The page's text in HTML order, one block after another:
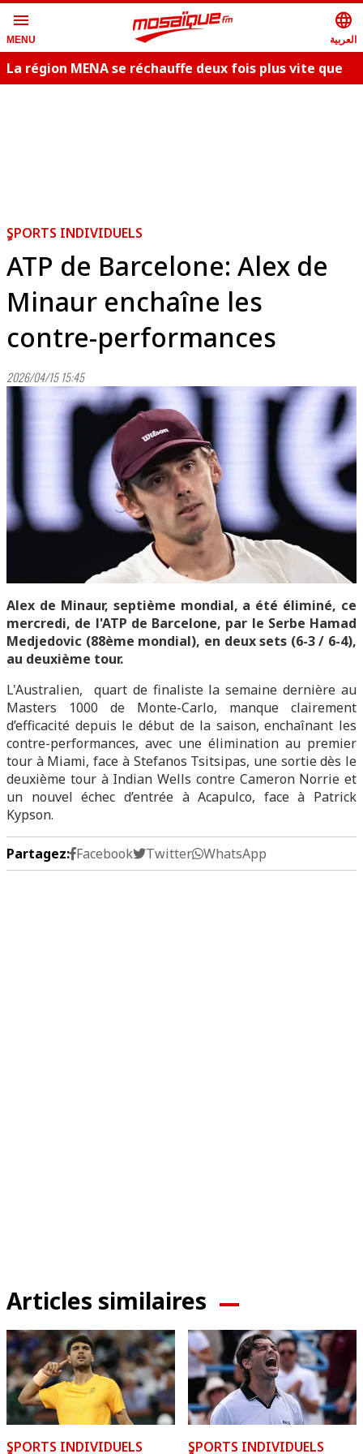
menu
MENU
language
العربية
La région MENA se réchauffe deux fois plus vite que
ٍSPORTS INDIVIDUELS
ATP de Barcelone: Alex de
Minaur enchaîne les
contre-performances
2026/04/15 15:45
Alex de Minaur, septième mondial, a été éliminé, ce
mercredi, de l'ATP de Barcelone, par le Serbe Hamad
Medjedovic (88ème mondial), en deux sets (6-3 / 6-4),
au deuxième tour.
L'Australien, quart de finaliste la semaine dernière au
Masters 1000 de Monte-Carlo, manque clairement
d’efficacité depuis le début de la saison, enchaînant les
contre-performances, avec une élimination au premier
tour à Miami, face à Stefanos Tsitsipas, une sortie dès le
deuxième tour à Indian Wells contre Cameron Norrie et
un nouvel échec d’entrée à Acapulco, face à Patrick
Kypson.
Partagez: Facebook Twitter WhatsApp
Articles similaires
ٍSPORTS INDIVIDUELS ٍSPORTS INDIVIDUELS